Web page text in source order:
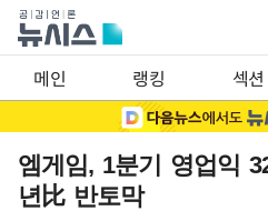
메인 랭킹 섹션
엠게임, 1분기 영업익
년比 반토막